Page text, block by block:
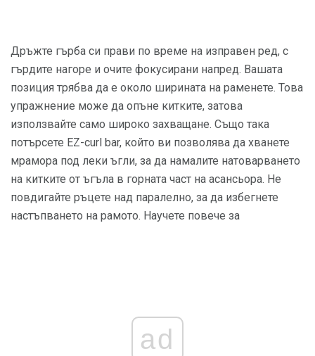
Дръжте гърба си прави по време на изправен ред, с
гърдите нагоре и очите фокусирани напред. Вашата
позиция трябва да е около ширината на раменете. Това
упражнение може да опъне китките, затова
използвайте само широко захващане. Също така
потърсете EZ-curl bar, който ви позволява да хванете
мрамора под леки ъгли, за да намалите натоварването
на китките от ъгъла в горната част на асансьора. Не
повдигайте ръцете над паралелно, за да избегнете
настъпването на рамото. Научете повече за
ad